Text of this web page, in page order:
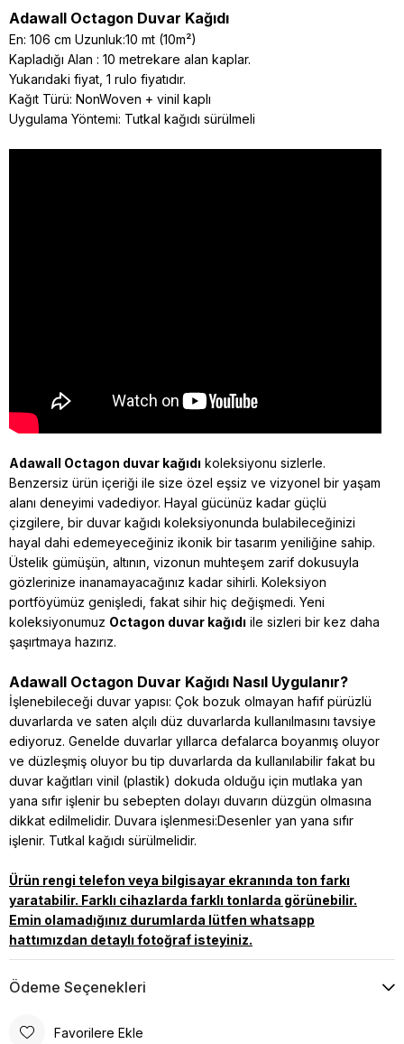
Adawall Octagon Duvar Kağıdı
En: 106 cm Uzunluk:10 mt (10m²)
Kapladığı Alan : 10 metrekare alan kaplar.
Yukarıdaki fiyat, 1 rulo fiyatıdır.
Kağıt Türü: NonWoven + vinil kaplı
Uygulama Yöntemi: Tutkal kağıdı sürülmeli
Adawall Octagon duvar kağıdı koleksiyonu sizlerle.
Benzersiz ürün içeriği ile size özel eşsiz ve vizyonel bir yaşam
alanı deneyimi vadediyor. Hayal gücünüz kadar güçlü
çizgilere, bir duvar kağıdı koleksiyonunda bulabileceğinizi
hayal dahi edemeyeceğiniz ikonik bir tasarım yeniliğine sahip.
Üstelik gümüşün, altının, vizonun muhteşem zarif dokusuyla
gözlerinize inanamayacağınız kadar sihirli. Koleksiyon
portföyümüz genişledi, fakat sihir hiç değişmedi. Yeni
koleksiyonumuz Octagon duvar kağıdı ile sizleri bir kez daha
şaşırtmaya hazırız.
Adawall Octagon Duvar Kağıdı Nasıl Uygulanır?
İşlenebileceği duvar yapısı: Çok bozuk olmayan hafif pürüzlü
duvarlarda ve saten alçılı düz duvarlarda kullanılmasını tavsiye
ediyoruz. Genelde duvarlar yıllarca defalarca boyanmış oluyor
ve düzleşmiş oluyor bu tip duvarlarda da kullanılabilir fakat bu
duvar kağıtları vinil (plastik) dokuda olduğu için mutlaka yan
yana sıfır işlenir bu sebepten dolayı duvarın düzgün olmasına
dikkat edilmelidir. Duvara işlenmesi:Desenler yan yana sıfır
işlenir. Tutkal kağıdı sürülmelidir.
Ürün rengi telefon veya bilgisayar ekranında ton farkı
yaratabilir. Farklı cihazlarda farklı tonlarda görünebilir.
Emin olamadığınız durumlarda lütfen whatsapp
hattımızdan detaylı fotoğraf isteyiniz.
Ödeme Seçenekleri
Favorilere Ekle